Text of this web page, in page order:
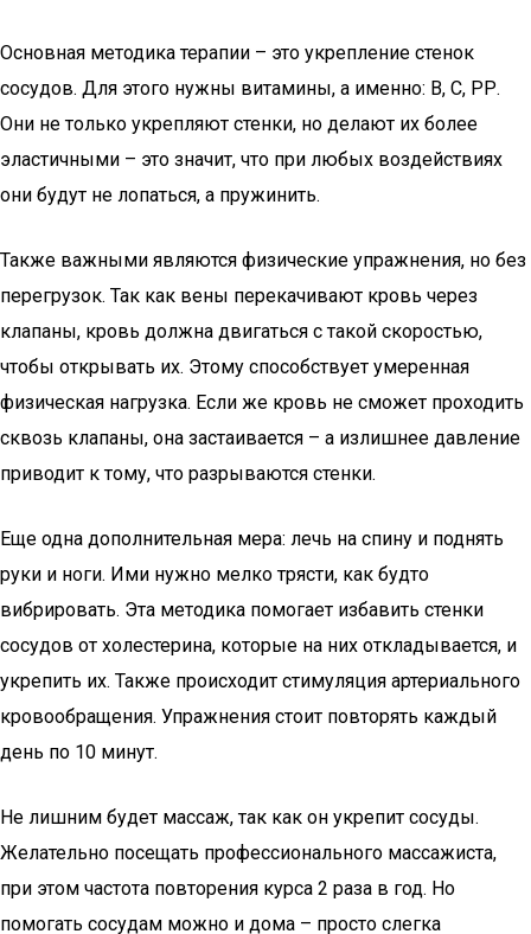
Основная методика терапии – это укрепление стенок
сосудов. Для этого нужны витамины, а именно: В, С, РР.
Они не только укрепляют стенки, но делают их более
эластичными – это значит, что при любых воздействиях
они будут не лопаться, а пружинить.
Также важными являются физические упражнения, но без
перегрузок. Так как вены перекачивают кровь через
клапаны, кровь должна двигаться с такой скоростью,
чтобы открывать их. Этому способствует умеренная
физическая нагрузка. Если же кровь не сможет проходить
сквозь клапаны, она застаивается – а излишнее давление
приводит к тому, что разрываются стенки.
Еще одна дополнительная мера: лечь на спину и поднять
руки и ноги. Ими нужно мелко трясти, как будто
вибрировать. Эта методика помогает избавить стенки
сосудов от холестерина, которые на них откладывается, и
укрепить их. Также происходит стимуляция артериального
кровообращения. Упражнения стоит повторять каждый
день по 10 минут.
Не лишним будет массаж, так как он укрепит сосуды.
Желательно посещать профессионального массажиста,
при этом частота повторения курса 2 раза в год. Но
помогать сосудам можно и дома – просто слегка